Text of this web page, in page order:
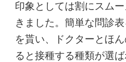
印象としては割にスム
きました。簡単な問診
を貰い、ドクターとほ
ると接種する種類が選ば